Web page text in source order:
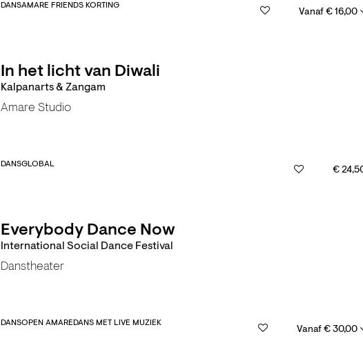
DANSAMARE FRIENDS KORTING
Vanaf € 16,00
In het licht van Diwali
Kalpanarts & Zangam
Amare Studio
DANSGLOBAL
€
Everybody Dance Now
International Social Dance Festival
Danstheater
DANSOPEN AMARE DANS MET LIVE MUZIEK
Vanaf € 30,00